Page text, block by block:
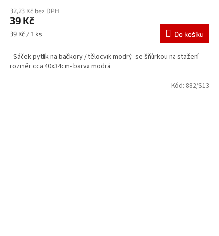
32,23 Kč bez DPH
39 Kč
Měrná
39 Kč / 1 ks Do košíku
- Sáček pytlík na bačkory / tělocvik modrý- se šňůrkou na stažení-
rozměr cca 40x34cm- barva modrá
Kód: 882/S13